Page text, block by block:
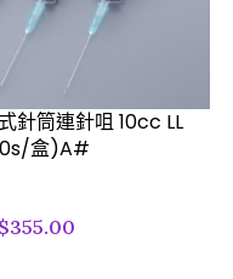
針筒連針咀 10cc LL
盒)A#
$355.00